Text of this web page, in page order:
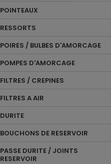
POINTEAUX
RESSORTS
POIRES / BULBES D'AMORCAGE
POMPES D'AMORCAGE
FILTRES / CREPINES
FILTRES A AIR
DURITE
BOUCHONS DE RESERVOIR
PASSE DURITE / JOINTS
RESERVOIR